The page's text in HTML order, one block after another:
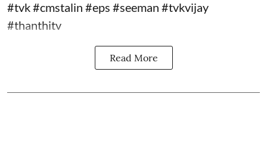
#tvk #cmstalin #eps #seeman #tvkvijay
#thanthitv
Read More